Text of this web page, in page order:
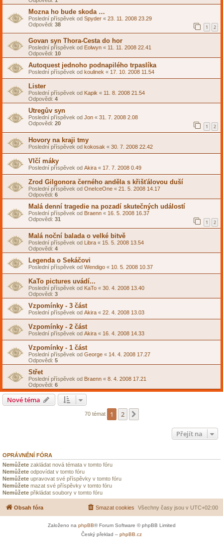
Mozna ho bude skoda …
Poslední příspěvek od Spyder « 23. 11. 2008 23.29
Odpovědi: 38 1 2
Govan syn Thora-Cesta do hor
Poslední příspěvek od Eolwyn « 11. 11. 2008 22.41
Odpovědi: 10
Autoquest jednoho podnapilého trpaslíka
Poslední příspěvek od koulinek « 17. 10. 2008 11.54
Lister
Poslední příspěvek od Kapik « 11. 8. 2008 21.54
Odpovědi: 4
Utregův syn
Poslední příspěvek od Jon « 31. 7. 2008 2.08
Odpovědi: 20 1 2
Hovory na kraji tmy
Poslední příspěvek od kokosak « 30. 7. 2008 22.42
Vlčí máky
Poslední příspěvek od Akira « 17. 7. 2008 0.49
Zrod Gilgonora černého anděla s křišťálovou duší
Poslední příspěvek od OneIceOne « 21. 5. 2008 14.17
Odpovědi: 6
Malá denní tragedie na pozadí skutečných událostí
Poslední příspěvek od Braenn « 16. 5. 2008 16.37
Odpovědi: 31 1 2
Malá noční balada o velké bitvě
Poslední příspěvek od Libra « 15. 5. 2008 13.54
Odpovědi: 4
Legenda o Sekáčovi
Poslední příspěvek od Wendigo « 10. 5. 2008 10.37
KaTo pictures uvádí...
Poslední příspěvek od KaTo « 30. 4. 2008 13.40
Odpovědi: 3
Vzpomínky - 3 část
Poslední příspěvek od Akira « 22. 4. 2008 13.03
Vzpomínky - 2 část
Poslední příspěvek od Akira « 16. 4. 2008 14.33
Vzpomínky - 1 část
Poslední příspěvek od George « 14. 4. 2008 17.27
Odpovědi: 5
Střet
Poslední příspěvek od Braenn « 8. 4. 2008 17.21
Odpovědi: 6
Nové téma
70 témat 1 2
Přejít na
OPRÁVNĚNÍ FÓRA
Nemůžete zakládat nová témata v tomto fóru
Nemůžete odpovídat v tomto fóru
Nemůžete upravovat své příspěvky v tomto fóru
Nemůžete mazat své příspěvky v tomto fóru
Nemůžete přikládat soubory v tomto fóru
Obsah fóra Všechny časy jsou v UTC+02:00
Smazat cookies
Založeno na phpBB® Forum Software © phpBB Limited
Český překlad – phpBB.cz